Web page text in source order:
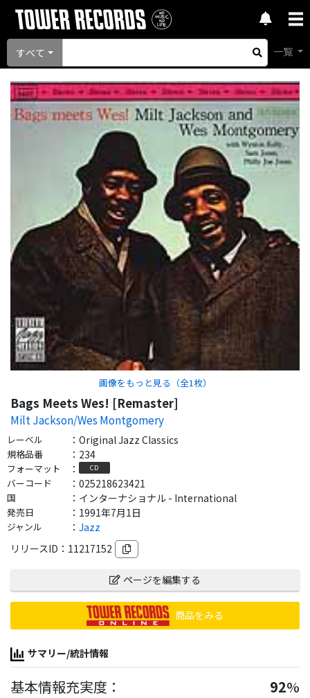
すべて 一覧
画像をもっと見る（全1 枚）
Bags Meets Wes! [Remaster]
Milt Jackson/Wes Montgomery
レーベル ： Original Jazz Classics
規格品番 ： 234
フォーマット ： CD
バーコード ： 025218623421
国 ： インターナショナル - International
発売日 ： 1991年7月1日
ジャンル ： Jazz
リリースID： 11217152
ページを編集する
商品をみる
サマリー/統計情報
基本情報充実度： 92%